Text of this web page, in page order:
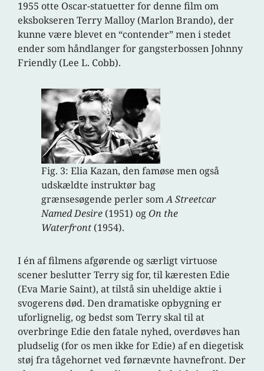
1955 otte Oscar-statuetter for denne film om
eksbokseren Terry Malloy (Marlon Brando), der
kunne være blevet en “contender” men i stedet
ender som håndlanger for gangsterbossen Johnny
Friendly (Lee L. Cobb).
Fig. 3: Elia Kazan, den famøse men også
udskældte instruktør bag
grænsesøgende perler somA Streetcar
Named Desire (1951) ogOn the
Waterfront (1954).
I én af filmens afgørende og særligt virtuose
scener beslutter Terry sig for, til kæresten Edie
(Eva Marie Saint), at tilstå sin uheldige aktie i
svogerens død. Den dramatiske opbygning er
uforlignelig, og bedst som Terry skal til at
overbringe Edie den fatale nyhed, overdøves han
pludselig (for os men ikke for Edie) af en diegetisk
støj fra tågehornet ved førnævnte havnefront. Der